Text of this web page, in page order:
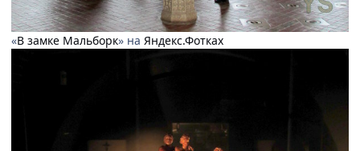
«В замке Мальборк» на Яндекс.Фотках